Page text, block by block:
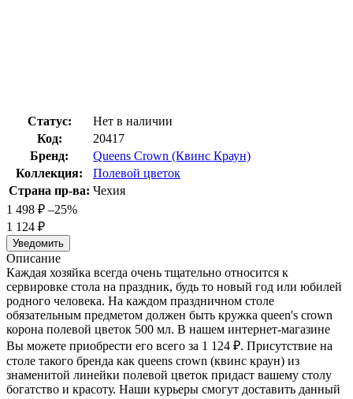
Статус:
Нет в наличии
Код:
20417
Бренд:
Queens Crown (Квинс Краун)
Коллекция:
Полевой цветок
Страна пр-ва: Чехия
1 498 ₽ –25%
1 124 ₽
Уведомить
Описание
Каждая хозяйка всегда очень тщательно относится к
сервировке стола на праздник, будь то новый год или юбилей
родного человека. На каждом праздничном столе
обязательным предметом должен быть кружка queen's crown
корона полевой цветок 500 мл. В нашем интернет-магазине
Вы можете приобрести его всего за 1 124 ₽. Присутствие на
столе такого бренда как queens crown (квинс краун) из
знаменитой линейки полевой цветок придаст вашему столу
богатство и красоту. Наши курьеры смогут доставить данный